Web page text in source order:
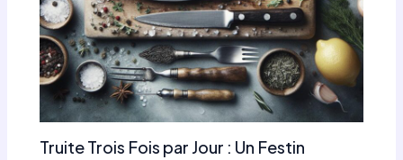
Truite Trois Fois par Jour : Un Festin